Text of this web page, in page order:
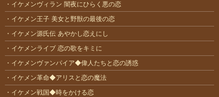
イケメンヴィラン 闇夜にひらく悪の恋
イケメン王子 美女と野獣の最後の恋
イケメン源氏伝 あやかし恋えにし
イケメンライブ 恋の歌をキミに
イケメンヴァンパイア◆偉人たちと恋の誘惑
イケメン革命◆アリスと恋の魔法
イケメン戦国◆時をかける恋